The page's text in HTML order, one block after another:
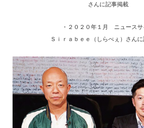
さんに記事掲載
・２０２０年１月 ニュースサ
Ｓｉｒａｂｅｅ（しらべぇ）さん